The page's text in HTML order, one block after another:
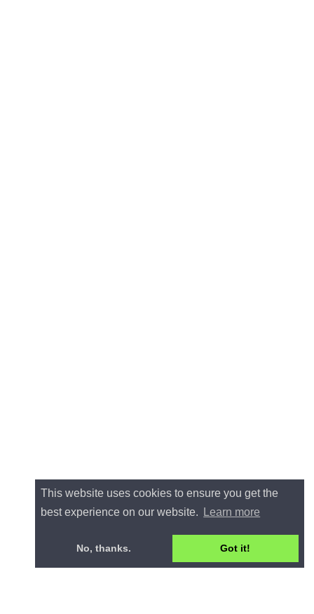
This website uses cookies to ensure you get the
best experience on our website.
Learn more
No, thanks. Got it!